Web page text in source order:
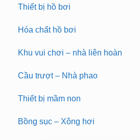
Thiết bị hồ bơi
Hóa chất hồ bơi
Khu vui chơi – nhà liên hoàn
Cầu trượt – Nhà phao
Thiết bị mầm non
Bồng sục – Xông hơi